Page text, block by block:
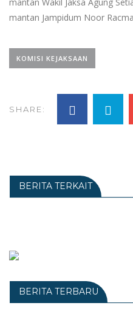
mantan Jampidum Noor
KOMISI KEJAKSAAN
SHARE:
BERITA TERKAIT
BERITA TERBARU